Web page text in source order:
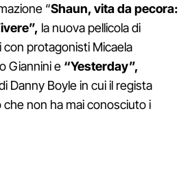
“Shaun, vita da pecora:
la nuova pellicola di
con protagonisti Micaela
Giannini e “Yesterday”,
Danny Boyle in cui il regista
non ha mai conosciuto i